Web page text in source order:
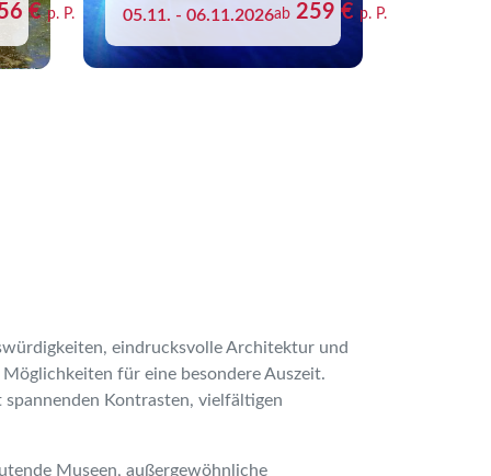
€p. P. 05.11. - 06.11.2026ab 259 € p. P.
eindrucksvolle Architektur und
für eine besondere Auszeit.
Kontrasten, vielfältigen
Museen, außergewöhnliche